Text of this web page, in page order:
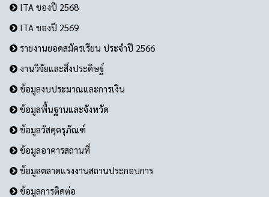
ITA ของปี 2568
ITA ของปี 2569
รายงานยอดสมัครเรียน ประจำปี 2566
งานวิจัยและสิ่งประดิษฐ์
ข้อมูลงบประมาณและการเงิน
ข้อมูลพื้นฐานและจังหวัด
ข้อมูลวัสดุครุภัณฑ์
ข้อมูลอาคารสถานที่
ข้อมูลตลาดแรงงานสถานประกอบการ
ข้อมูลการติดต่อ